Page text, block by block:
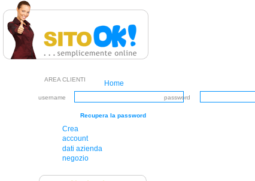
AREA CLIENTI
username password
Recupera la password
Home
Crea
account
dati azienda
negozio